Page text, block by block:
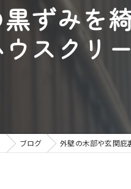
ーム
ずみを
スクリ
ブログ 外壁の木部や玄関庇